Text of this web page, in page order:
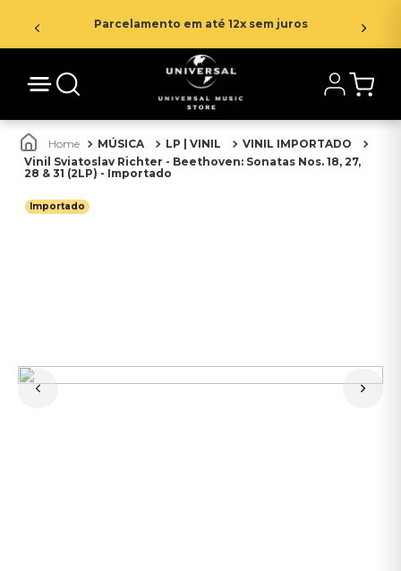
Parcelamento em até 12x sem juros
MÚSICA LP | VINIL
VINIL IMPORTADO
Vinil Sviatoslav Richter - Beethoven: Sonatas Nos. 18, 27,
28 & 31 (2LP) - Importado
Importado